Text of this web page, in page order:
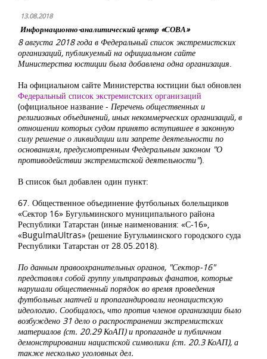
13.08.2018
Информационно-аналитический центр «СОВА»
8 августа 2018 года в Федеральный список экстремистских
организаций, публикуемый на официальном сайте
Министерства юстиции была добавлена одна организация.
На официальном сайте Министерства юстиции был обновлен
Федеральный список экстремистских организаций
(официальное название - Перечень общественных и
религиозных объединений, иных некоммерческих организаций, в
отношении которых судом принято вступившее в законную
силу решение о ликвидации или запрете деятельности по
основаниям, предусмотренным Федеральным законом "О
противодействии экстремистской деятельности").
В список был добавлен один пункт:
67. Общественное объединение футбольных болельщиков
«Сектор 16» Бугульминского муниципального района
Республики Татарстан (иные наименования: «С-16»,
«BugulmaUltras» (решение Бугульминского городского суда
Республики Татарстан от 28.05.2018).
По данным правоохранительных органов, "Сектор-16"
представлял собой группу ультраправых фанатов, которые
нарушали общественный порядок во время проведения
футбольных матчей и пропагандировали неонацистскую
идеологию. Сообщалось, что против членов организации было
возбуждено 31 дело о распространении экстремистских
материалов (ст. 20.29 КоАП) и пропаганде и публичном
демонстрировании нацистской символики (ст. 20.3 КоАП), а
также несколько уголовных дел.